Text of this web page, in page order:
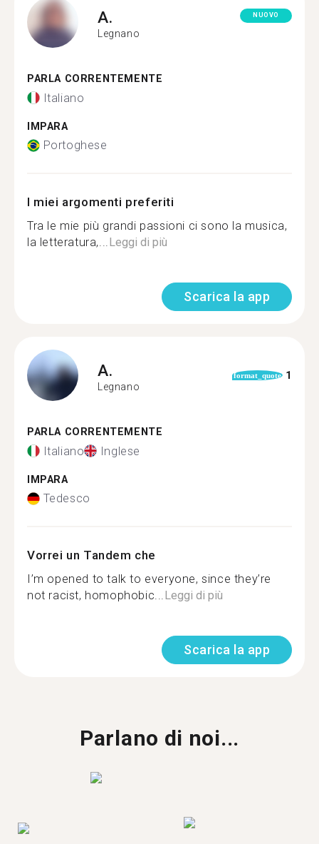
A.
Legnano
NUOVO
PARLA CORRENTEMENTE
Italiano
IMPARA
Portoghese
I miei argomenti preferiti
Tra le mie più grandi passioni ci sono la musica,
la letteratura,...Leggi di più
Scarica la app
A.
Legnano
format_quote 1
PARLA CORRENTEMENTE
Italiano Inglese
IMPARA
Tedesco
Vorrei un Tandem che
I’m opened to talk to everyone, since they’re
not racist, homophobic...Leggi di più
Scarica la app
Parlano di noi...